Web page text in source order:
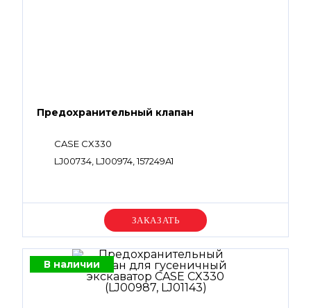
Предохранительный клапан
CASE CX330
LJ00734, LJ00974, 157249A1
Уточняйте цену
В наличии